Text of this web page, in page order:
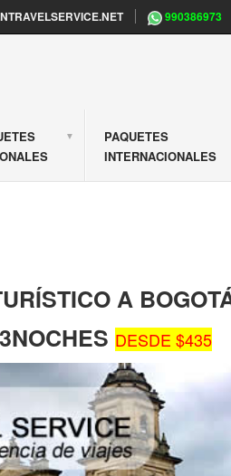
990386973
PAQUETES
INTERNACIONALES
A
DESDE $435